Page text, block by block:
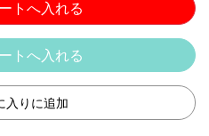
トへ入れる
トへ入れる
入りに追加